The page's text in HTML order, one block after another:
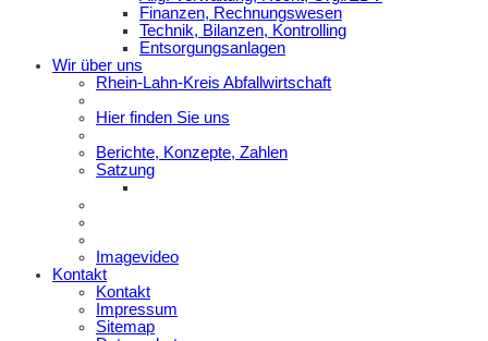
Finanzen, Rechnungswesen
Technik, Bilanzen, Kontrolling
Entsorgungsanlagen
Wir über uns
Rhein-Lahn-Kreis Abfallwirtschaft
Hier finden Sie uns
Berichte, Konzepte, Zahlen
Satzung
Imagevideo
Kontakt
Kontakt
Impressum
Sitemap